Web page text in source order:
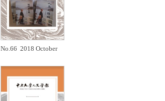
No.66 2018 October